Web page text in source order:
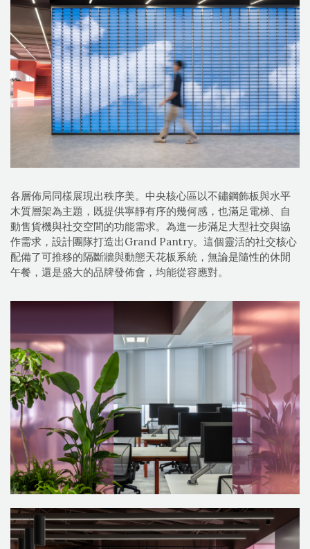
各層佈局同樣展現出秩序美。中央核心區以不鏽鋼飾板與水平
木質層架為主題，既提供寧靜有序的幾何感，也滿足電梯、自
動售貨機與社交空間的功能需求。為進一步滿足大型社交與協
作需求，設計團隊打造出Grand Pantry。這個靈活的社交核心
配備了可推移的隔斷牆與動態天花板系統，無論是隨性的休閒
午餐，還是盛大的品牌發佈會，均能從容應對。